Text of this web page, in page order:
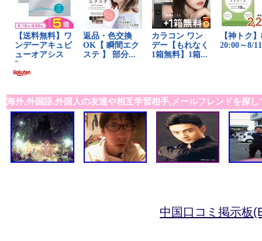
海外,外国語,外国人の友達や相互学習相手,メールフレンドを探し
中国口コミ掲示板